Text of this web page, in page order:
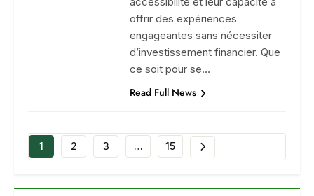
offrir des expériences
engageantes sans nécessiter
d’investissement financier. Que
ce soit pour se…
Read Full News
1 2 3 … 15